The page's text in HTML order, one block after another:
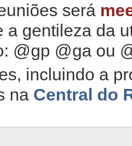
será
a gentileza da
@gp @ga ou
incluindo a
na Central do